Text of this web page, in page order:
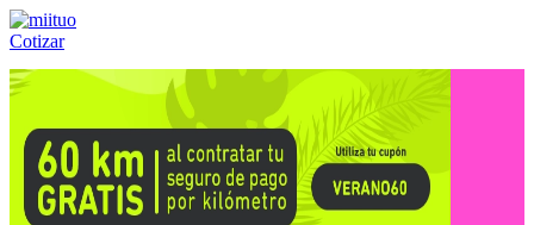
Cotizar
Llámanos al:(55) 84-21-05-00 ó